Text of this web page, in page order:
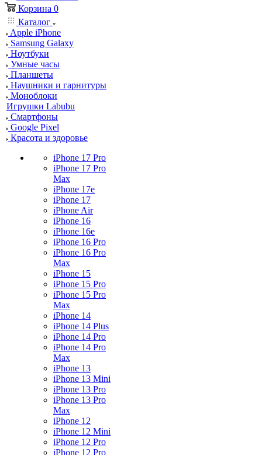
Корзина 0
Каталог
Apple iPhone
Samsung Galaxy
Ноутбуки
Умные часы
Планшеты
Наушники и гарнитуры
Моноблоки
Игрушки Labubu
Смартфоны
Google Pixel
Красота и здоровье
iPhone 17 Pro
iPhone 17 Pro
Max
iPhone 17e
iPhone 17
iPhone Air
iPhone 16
iPhone 16e
iPhone 16 Pro
iPhone 16 Pro
Max
iPhone 15
iPhone 15 Pro
iPhone 15 Pro
Max
iPhone 14
iPhone 14 Plus
iPhone 14 Pro
iPhone 14 Pro
Max
iPhone 13
iPhone 13 Mini
iPhone 13 Pro
iPhone 13 Pro
Max
iPhone 12
iPhone 12 Mini
iPhone 12 Pro
iPhone 12 Pro